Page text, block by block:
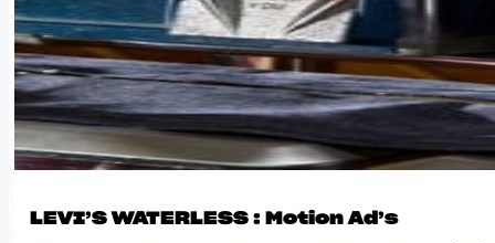
LEVI’S WATERLESS : Motion Ad’s